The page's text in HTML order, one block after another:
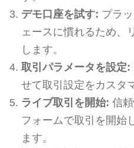
デモ口座を試す: プラ
ェースに慣れるため、
します。
取引パラメータを設定:
せて取引設定をカスタ
ライブ取引を開始: 信
フォームで取引を開始
ます。